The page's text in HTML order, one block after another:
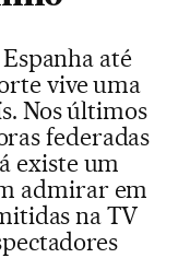
até
vive uma
Nos últimos
federadas
existe um
admirar em
na TV